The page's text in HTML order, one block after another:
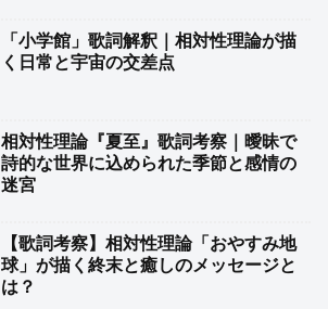
「小学館」歌詞解釈｜相対性理論が描
く日常と宇宙の交差点
相対性理論『夏至』歌詞考察｜曖昧で
詩的な世界に込められた季節と感情の
迷宮
【歌詞考察】相対性理論「おやすみ地
球」が描く終末と癒しのメッセージと
は？